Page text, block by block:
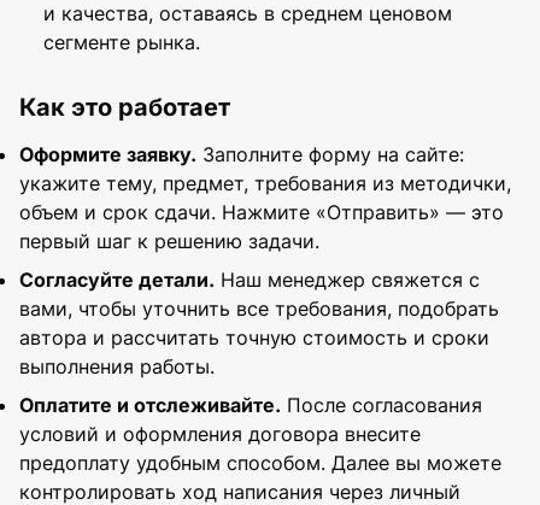
и качества, оставаясь в среднем ценовом
сегменте рынка.
Как это работает
Оформите заявку. Заполните форму на сайте:
укажите тему, предмет, требования из методички,
объем и срок сдачи. Нажмите «Отправить» — это
первый шаг к решению задачи.
Согласуйте детали. Наш менеджер свяжется с
вами, чтобы уточнить все требования, подобрать
автора и рассчитать точную стоимость и сроки
выполнения работы.
Оплатите и отслеживайте. После согласования
условий и оформления договора внесите
предоплату удобным способом. Далее вы можете
контролировать ход написания через личный